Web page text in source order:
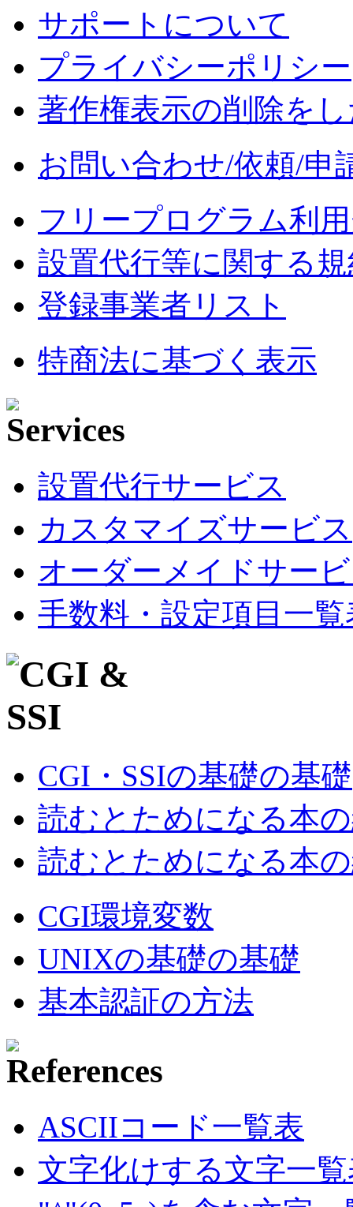
サポートについて
プライバシーポリシー
著作権表示の削除を
お問い合わせ/依頼/申
フリープログラム利
設置代行等に関する
登録事業者リスト
特商法に基づく表示
設置代行サービス
カスタマイズサービス
オーダーメイドサー
手数料・設定項目一覧
CGI・SSIの基礎の基礎
読むとためになる本
読むとためになる本
CGI環境変数
UNIXの基礎の基礎
基本認証の方法
ASCIIコード一覧表
文字化けする文字一